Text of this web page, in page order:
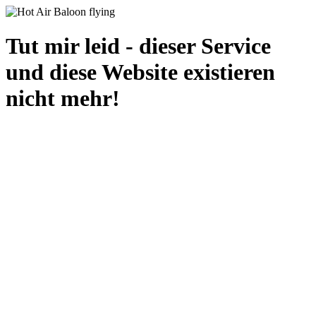
Tut mir leid - dieser Service
und diese Website existieren
nicht mehr!